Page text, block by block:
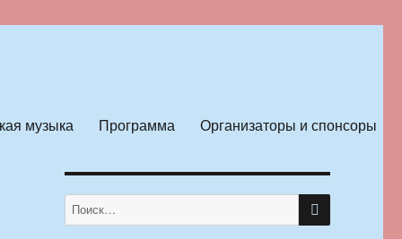
музыка Программа Организаторы и спонсоры
Искать: ПОИСК